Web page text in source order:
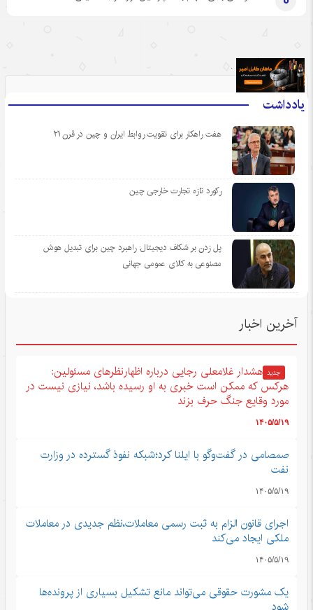
یادداشت
هفت راهکار برای تقویت روابط ایران و چین در قرن ۲۱
رکورد تازه تجارت خارجی چین
پل زدن بر شکاف دیجیتال: راهبرد چین برای تبدیل هوش
مصنوعی به کالای عمومی جهانی
.
آخرین اخبار
جدید هشدار غلامعلی رجایی درباره اظهارنظرهای مسئولین:
هرکس که ممکن است خبری به او رسیده باشد، نیازی نیست در
مورد وقایع جنگ حرف بزند
۱۴۰۵/۵/۱۹
صمصامی در گفت‌وگو با ایلنا کرد؛شبکه نفوذ گسترده در وزارت
نفت
۱۴۰۵/۵/۱۹
اجرای قانون الزام به ثبت رسمی معاملات،نظم جدیدی در معاملات
ملکی ایجاد می‌کند
۱۴۰۵/۵/۱۹
یک مشورت حقوقی می‌تواند مانع تشکیل بسیاری از پرونده‌ها